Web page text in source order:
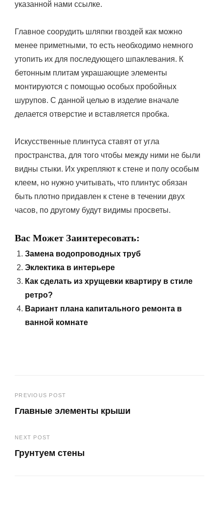
указанной нами ссылке.
Главное соорудить шляпки гвоздей как можно
менее приметными, то есть необходимо немного
утопить их для последующего шпаклевания. К
бетонным плитам украшающие элементы
монтируются с помощью особых пробойных
шурупов. С данной целью в изделие вначале
делается отверстие и вставляется пробка.
Искусственные плинтуса ставят от угла
пространства, для того чтобы между ними не были
видны стыки. Их укрепляют к стене и полу особым
клеем, но нужно учитывать, что плинтус обязан
быть плотно придавлен к стене в течении двух
часов, по другому будут видимы просветы.
Вас Может Заинтересовать:
Замена водопроводных труб
Эклектика в интерьере
Как сделать из хрущевки квартиру в стиле
ретро?
Вариант плана капитального ремонта в
ванной комнате
Навигация
по
записям
PREVIOUS POST
Главные элементы крыши
Post
NEXT POST
Грунтуем стены